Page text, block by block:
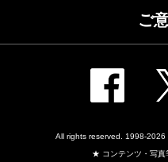
ご
All rights reserved. 1998-2026
★ コンテンツ・写真